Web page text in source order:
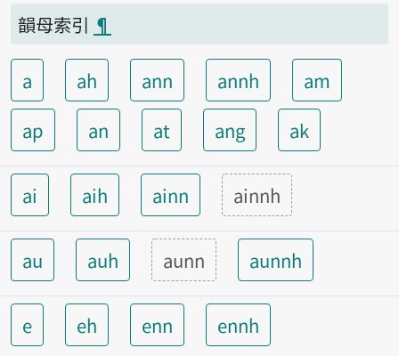
韻母索引 ¶
a ah ann annh
am
ap
an at ang ak
ai aih ainn ainnh
au auh aunn aunnh
e eh enn ennh